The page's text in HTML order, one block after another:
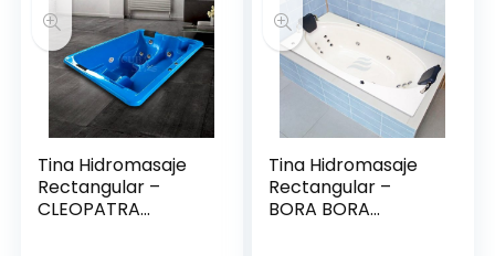
Tina Hidromasaje
Rectangular –
CLEOPATRA
Tina Hidromasaje
Rectangular –
BORA BORA